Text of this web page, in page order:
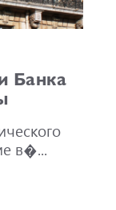
Банка
в�...